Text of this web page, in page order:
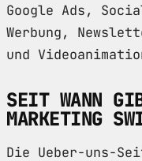
Google Ads,
Werbung,
und
SEIT WANN
MARKETING
Die Ueber-uns-